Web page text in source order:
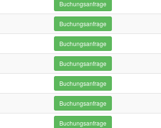
Buchungsanfrage
Buchungsanfrage
Buchungsanfrage
Buchungsanfrage
Buchungsanfrage
Buchungsanfrage
Buchungsanfrage